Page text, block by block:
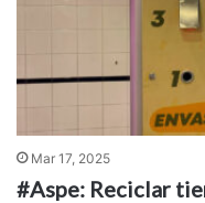
Mar 17, 2025
#Aspe: Reciclar